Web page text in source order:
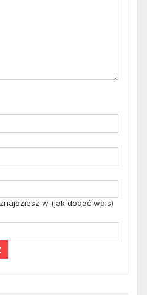
w (jak dodać wpis)